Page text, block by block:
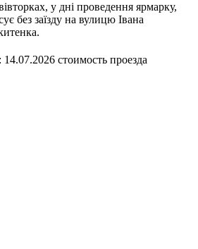
у дні проведення ярмарку,
без заїзду на вулицю Івана
: 14.07.2026 стоимость проезда